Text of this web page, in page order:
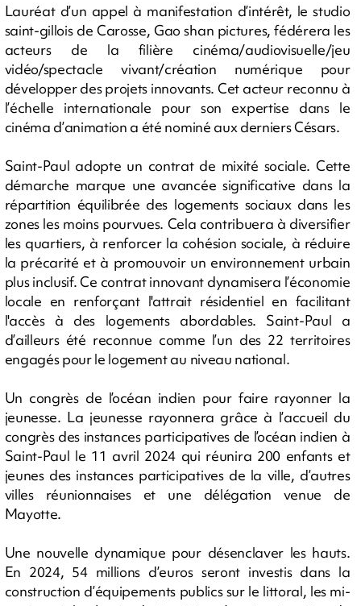
Lauréat d’un appel à manifestation d’intérêt, le studio
saint-gillois de Carosse, Gao shan pictures, fédérera les
acteurs de la filière cinéma/audiovisuelle/jeu
vidéo/spectacle vivant/création numérique pour
développer des projets innovants. Cet acteur reconnu à
l’échelle internationale pour son expertise dans le
cinéma d’animation a été nominé aux derniers Césars.
Saint-Paul adopte un contrat de mixité sociale. Cette
démarche marque une avancée significative dans la
répartition équilibrée des logements sociaux dans les
zones les moins pourvues. Cela contribuera à diversifier
les quartiers, à renforcer la cohésion sociale, à réduire
la précarité et à promouvoir un environnement urbain
plus inclusif. Ce contrat innovant dynamisera l’économie
locale en renforçant l'attrait résidentiel en facilitant
l'accès à des logements abordables. Saint-Paul a
d’ailleurs été reconnue comme l’un des 22 territoires
engagés pour le logement au niveau national.
Un congrès de l’océan indien pour faire rayonner la
jeunesse. La jeunesse rayonnera grâce à l’accueil du
congrès des instances participatives de l’océan indien à
Saint-Paul le 11 avril 2024 qui réunira 200 enfants et
jeunes des instances participatives de la ville, d’autres
villes réunionnaises et une délégation venue de
Mayotte.
Une nouvelle dynamique pour désenclaver les hauts.
En 2024, 54 millions d’euros seront investis dans la
construction d’équipements publics sur le littoral, les mi-